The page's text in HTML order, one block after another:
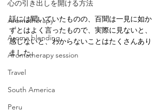
心の引き出しを開ける方法
Aromatherapy
Aroma blending
Aromatherapy session
Travel
South America
Peru
話には聞いていたものの、百聞は一見に如か
ずとはよく言ったもので、実際に見ないと、
感じないと、わからないことはたくさんあり
ました。